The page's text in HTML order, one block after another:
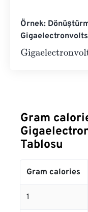
Örnek:
Gigaelectronvolts
Gigaelectronvolts
Gram
Tablosu
Gram calories
1